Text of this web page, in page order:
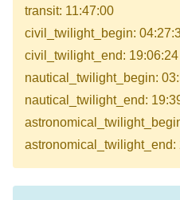
transit: 11:47:00
civil_twilight_begin:
civil_twilight_end: 19:06:24
nautical_twilight_begin:
nautical_twilight_end:
astronomical_twilight_end: